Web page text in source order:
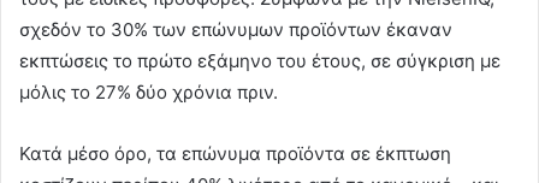
σχεδόν το 30% των επώνυμων προϊόντων έκαναν
εκπτώσεις το πρώτο εξάμηνο του έτους, σε σύγκριση με
μόλις το 27% δύο χρόνια πριν.
Κατά μέσο όρο, τα επώνυμα προϊόντα σε έκπτωση